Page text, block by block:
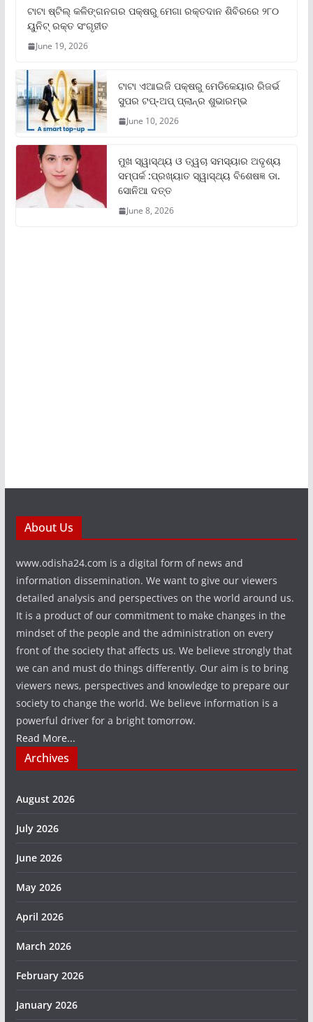
ଟାଟା ଷ୍ଟିଲ୍‌ କଳିଙ୍ଗନଗର ପକ୍ଷରୁ ମେଗା ରକ୍ତଦାନ ଶିବିରରେ ୨୮୦
ୟୁନିଟ୍‌ ରକ୍ତ ସଂଗୃହୀତ
June 19, 2026
ଟାଟା ଏଆଇଜି ପକ୍ଷରୁ ମେଡିକେୟାର ରିଜର୍ଭ
ସୁପର ଟପ୍‌-ଅପ୍ ପ୍ଲାନ୍‌ର ଶୁଭାରମ୍ଭ
June 10, 2026
ମୁଖ ସ୍ୱାସ୍ଥ୍ୟ ଓ ତ୍ୱଚା ସମସ୍ୟାର ଅଦୃଶ୍ୟ
ସମ୍ପର୍କ :ପ୍ରଖ୍ୟାତ ସ୍ୱାସ୍ଥ୍ୟ ବିଶେଷଜ୍ଞ ଡା.
ସୋନିଆ ଦତ୍ତ
June 8, 2026
About Us
www.odisha24.com is a digital form of news and
information dissemination. We want to give our viewers
detailed analysis and perspectives on the world around us.
It is a product of our commitment to make changes in the
mindset of the people and the administration on every
front of the society that affects us. We believe strongly that
we can and must do things differently. Our aim is to bring
viewers news, perspectives and knowledge to prepare our
society to change the world. We believe information is a
powerful driver for a bright tomorrow.
Read More...
Archives
August 2026
July 2026
June 2026
May 2026
April 2026
March 2026
February 2026
January 2026